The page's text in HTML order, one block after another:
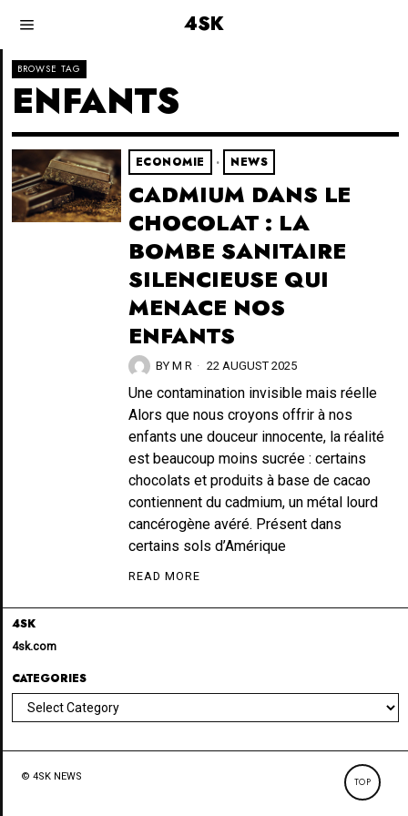
4SK
BROWSE TAG
ENFANTS
ECONOMIE · NEWS
CADMIUM DANS LE
CHOCOLAT : LA
BOMBE SANITAIRE
SILENCIEUSE QUI
MENACE NOS
ENFANTS
BY M R 22 AUGUST 2025
Une contamination invisible mais réelle
Alors que nous croyons offrir à nos
enfants une douceur innocente, la réalité
est beaucoup moins sucrée : certains
chocolats et produits à base de cacao
contiennent du cadmium, un métal lourd
cancérogène avéré. Présent dans
certains sols d’Amérique
READ MORE
4SK
4sk.com
CATEGORIES
Categories
© 4SK NEWS TOP